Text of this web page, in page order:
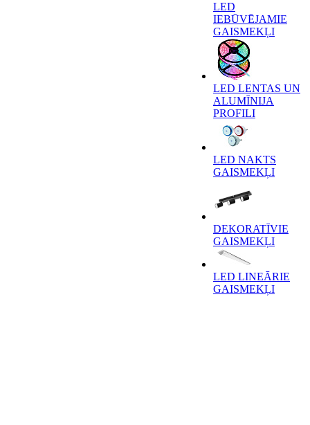
LED
IEBŪVĒJAMIE
GAISMEKĻI
LED LENTAS UN
ALUMĪNIJA
PROFILI
LED NAKTS
GAISMEKĻI
DEKORATĪVIE
GAISMEKĻI
LED LINEĀRIE
GAISMEKĻI